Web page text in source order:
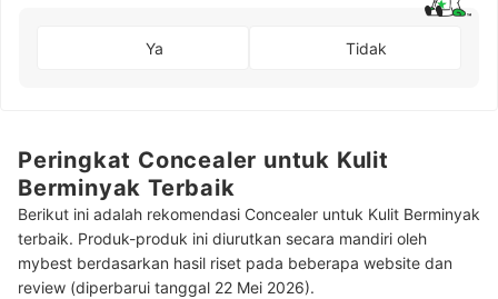
Ya Tidak
Peringkat Concealer untuk Kulit
Berminyak Terbaik
Berikut ini adalah rekomendasi Concealer untuk Kulit Berminyak
terbaik. Produk-produk ini diurutkan secara mandiri oleh
mybest berdasarkan hasil riset pada beberapa website dan
review (diperbarui tanggal 22 Mei 2026).